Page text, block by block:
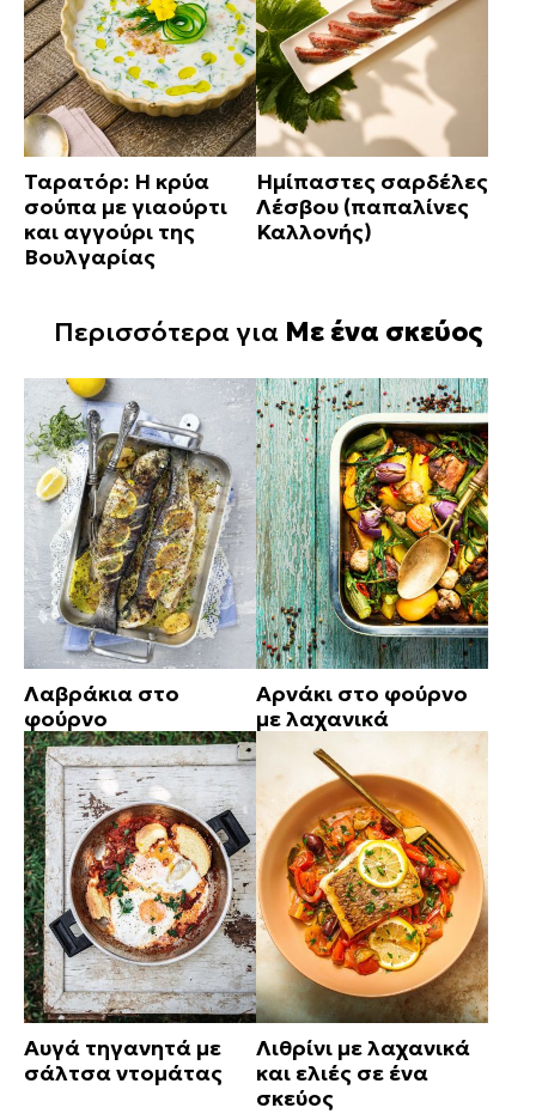
Ταρατόρ: Η κρύα
σούπα με γιαούρτι
και αγγούρι της
Βουλγαρίας
Ημίπαστες σαρδέλες
Λέσβου (παπαλίνες
Καλλονής)
Περισσότερα για Με ένα σκεύος
Λαβράκια στο
φούρνο
Αρνάκι στο φούρνο
με λαχανικά
Αυγά τηγανητά με
σάλτσα ντομάτας
Λιθρίνι με λαχανικά
και ελιές σε ένα
σκεύος